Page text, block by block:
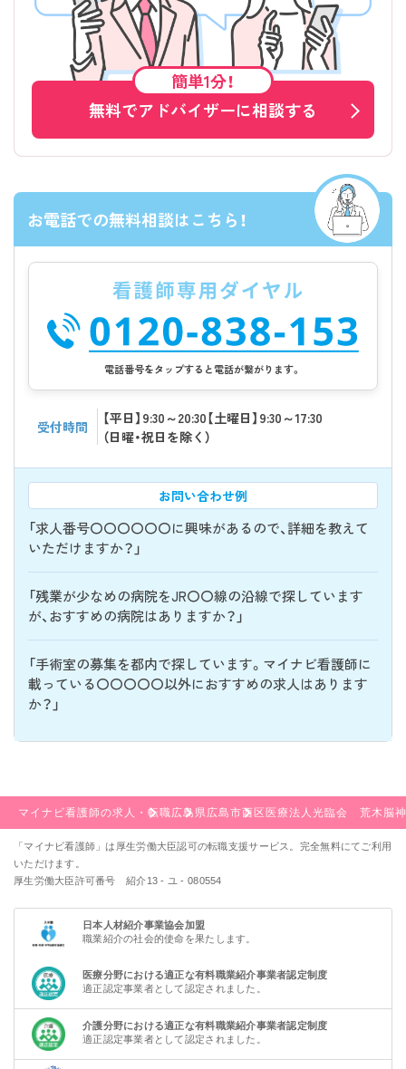
簡単1分！
無料でアドバイザーに相談する
お電話での無料相談はこちら！
電話番号をタップすると電話が繋がります。
受付時間
【平日】9:30～20:30【土曜日】9:30～17:30
（日曜・祝日を除く）
お問い合わせ例
「求人番号〇〇〇〇〇〇に興味があるので、詳細を教えて
いただけますか？」
「残業が少なめの病院をJR〇〇線の沿線で探しています
が、おすすめの病院はありますか？」
「手術室の募集を都内で探しています。マイナビ看護師に
載っている〇〇〇〇〇以外におすすめの求人はあります
か？」
マイナビ看護師の求人・転職広島県広島市西区 医療法人光臨会 荒木脳
「マイナビ看護師」は厚生労働大臣認可の転職支援サービス。完全無料にてご利用
いただけます。
厚生労働大臣許可番号 紹介13 - ユ - 080554
日本人材紹介事業協会加盟
職業紹介の社会的使命を果たします。
医療分野における適正な有料職業紹介事業者認定制度
適正認定事業者として認定されました。
介護分野における適正な有料職業紹介事業者認定制度
適正認定事業者として認定されました。